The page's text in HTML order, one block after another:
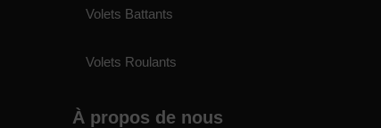
Volets Battants
Volets Roulants
À propos de nous